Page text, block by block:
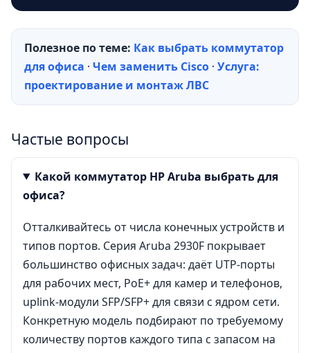
Полезное по теме: Как выбрать коммутатор
для офиса · Чем заменить Cisco · Услуга:
проектирование и монтаж ЛВС
Частые вопросы
Какой коммутатор HP Aruba выбрать для
офиса?
Отталкивайтесь от числа конечных устройств и
типов портов. Серия Aruba 2930F покрывает
большинство офисных задач: даёт UTP-порты
для рабочих мест, PoE+ для камер и телефонов,
uplink-модули SFP/SFP+ для связи с ядром сети.
Конкретную модель подбирают по требуемому
количеству портов каждого типа с запасом на